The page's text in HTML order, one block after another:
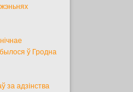
ў Гродна
за адзінства